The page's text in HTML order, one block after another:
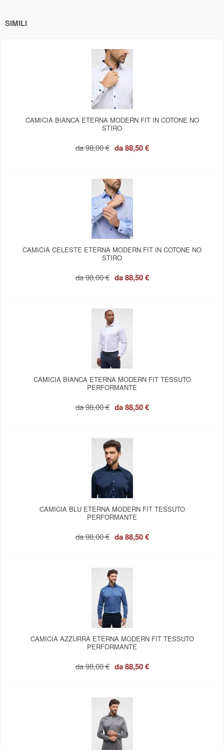
SIMILI
CAMICIA BIANCA ETERNA MODERN FIT IN COTONE NO
STIRO
da98,00 € da88,50 €
CAMICIA CELESTE ETERNA MODERN FIT IN COTONE NO
STIRO
da98,00 € da88,50 €
CAMICIA BIANCA ETERNA MODERN FIT TESSUTO
PERFORMANTE
da98,00 € da88,50 €
CAMICIA BLU ETERNA MODERN FIT TESSUTO
PERFORMANTE
da98,00 € da88,50 €
CAMICIA AZZURRA ETERNA MODERN FIT TESSUTO
PERFORMANTE
da98,00 € da88,50 €